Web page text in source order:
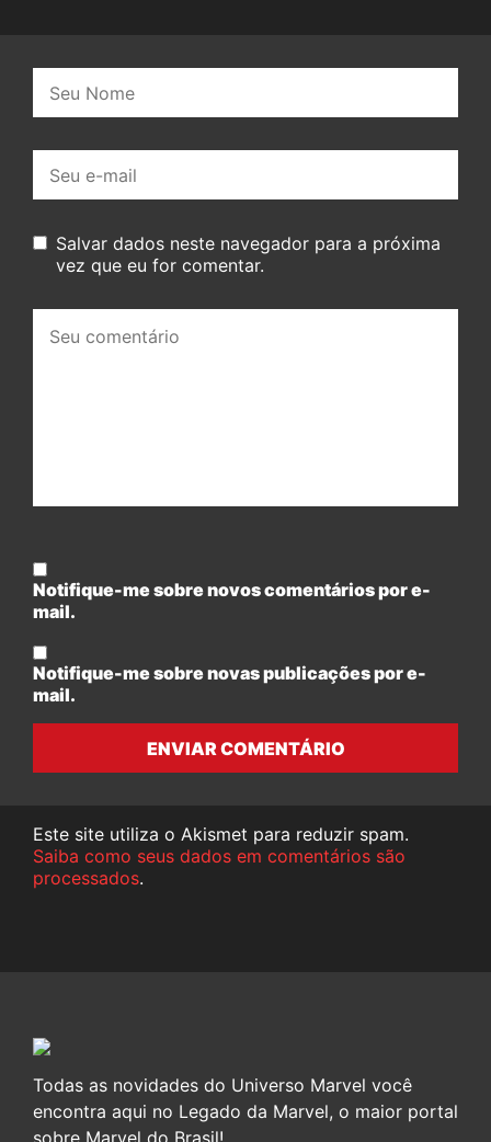
mail:
Salvar dados neste navegador para a próxima
vez que eu for comentar.
comentário:
Notifique-me sobre novos comentários por e-
mail.
Notifique-me sobre novas publicações por e-
mail.
ENVIAR COMENTÁRIO
Este site utiliza o Akismet para reduzir spam.
Saiba como seus dados em comentários são
processados.
Todas as novidades do Universo Marvel você
encontra aqui no Legado da Marvel, o maior portal